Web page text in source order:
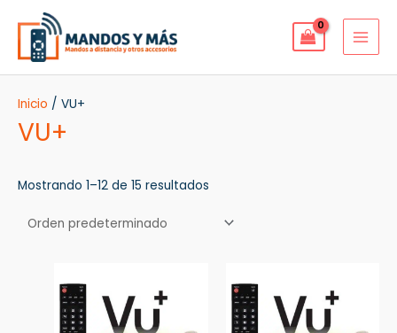
contenido
Inicio / VU+
VU+
Mostrando 1–12 de 15 resultados